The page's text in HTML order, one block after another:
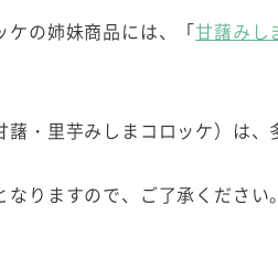
ケの姉妹商品には、「甘藷みし
藷・里芋みしまコロッケ）は
りますので、ご了承ください。